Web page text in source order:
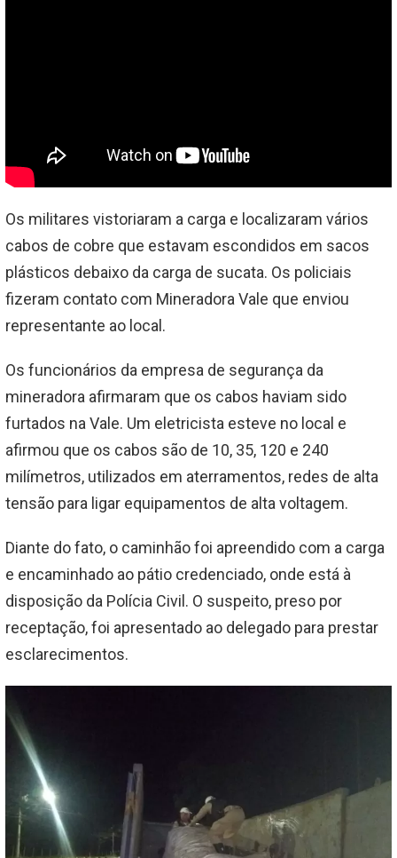
Os militares vistoriaram a carga e localizaram vários
cabos de cobre que estavam escondidos em sacos
plásticos debaixo da carga de sucata. Os policiais
fizeram contato com Mineradora Vale que enviou
representante ao local.
Os funcionários da empresa de segurança da
mineradora afirmaram que os cabos haviam sido
furtados na Vale. Um eletricista esteve no local e
afirmou que os cabos são de 10, 35, 120 e 240
milímetros, utilizados em aterramentos, redes de alta
tensão para ligar equipamentos de alta voltagem.
Diante do fato, o caminhão foi apreendido com a carga
e encaminhado ao pátio credenciado, onde está à
disposição da Polícia Civil. O suspeito, preso por
receptação, foi apresentado ao delegado para prestar
esclarecimentos.